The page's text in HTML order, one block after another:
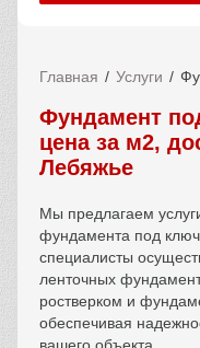
Главная Услуги
Фундамент
цена за м2,
Лебяжье
Мы предлагаем
фундамента под
специалисты
ленточных
ростверком и
обеспечивая